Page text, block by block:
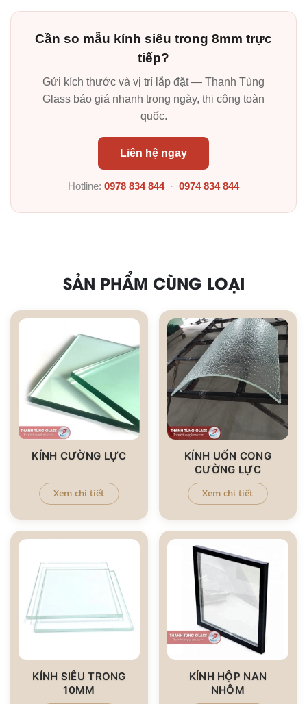
Cần so mẫu kính siêu trong 8mm trực
tiếp?
Gửi kích thước và vị trí lắp đặt — Thanh Tùng
Glass báo giá nhanh trong ngày, thi công toàn
quốc.
Liên hệ ngay
Hotline: 0978 834 844· 0974 834 844
SẢN PHẨM CÙNG LOẠI
KÍNH CƯỜNG LỰC
Xem chi tiết
KÍNH UỐN CONG
CƯỜNG LỰC
Xem chi tiết
KÍNH SIÊU TRONG
10MM
KÍNH HỘP NAN
NHÔM